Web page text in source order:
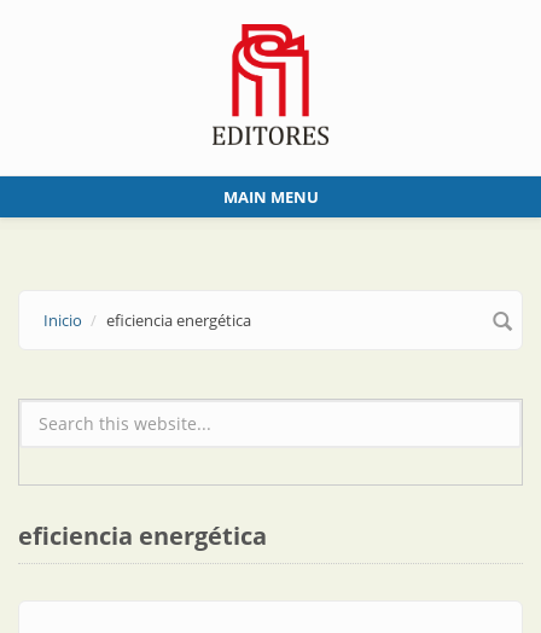
MAIN MENU
Inicio eficiencia energética
Formulario de búsqueda
eficiencia energética